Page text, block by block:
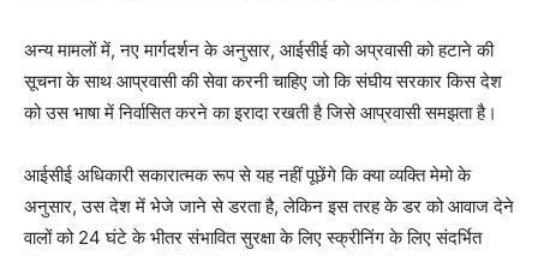
अन्य मामलों में, नए मार्गदर्शन के अनुसार, आईसीई को अप्रवासी को हटाने की
सूचना के साथ आप्रवासी की सेवा करनी चाहिए जो कि संघीय सरकार किस देश
को उस भाषा में निर्वासित करने का इरादा रखती है जिसे आप्रवासी समझता है।
आईसीई अधिकारी सकारात्मक रूप से यह नहीं पूछेंगे कि क्या व्यक्ति मेमो के
अनुसार, उस देश में भेजे जाने से डरता है, लेकिन इस तरह के डर को आवाज देने
वालों को 24 घंटे के भीतर संभावित सुरक्षा के लिए स्क्रीनिंग के लिए संदर्भित